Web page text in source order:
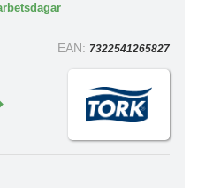
EAN: 7322541265827